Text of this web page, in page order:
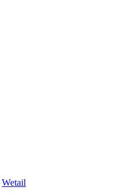
Wetail